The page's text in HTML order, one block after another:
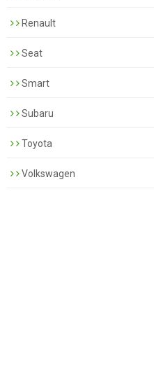
Renault
Seat
Smart
Subaru
Toyota
Volkswagen